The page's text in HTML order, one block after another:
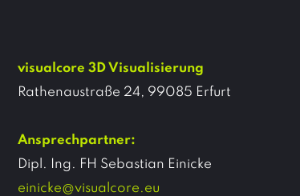
visualcore 3D Visualisierung
Rathenaustraße 24, 99085 Erfurt
Ansprechpartner:
Dipl. Ing. FH Sebastian Einicke
einicke@visualcore.eu